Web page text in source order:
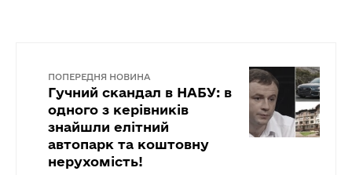
ПОПЕРЕДНЯ НОВИНА
Гучний скандал в НАБУ: в
одного з керівників
знайшли елітний
автопарк та коштовну
нерухомість!